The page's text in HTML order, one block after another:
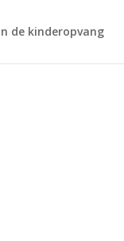
de kinderopvang